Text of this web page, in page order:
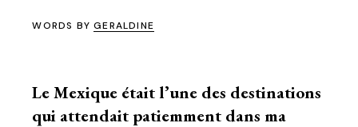
WORDS BYGERALDINE
Le Mexique était l’une des destinations
qui attendait patiemment dans ma